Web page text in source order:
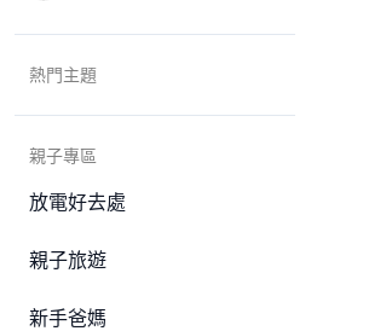
熱門主題
親子專區
放電好去處
親子旅遊
新手爸媽